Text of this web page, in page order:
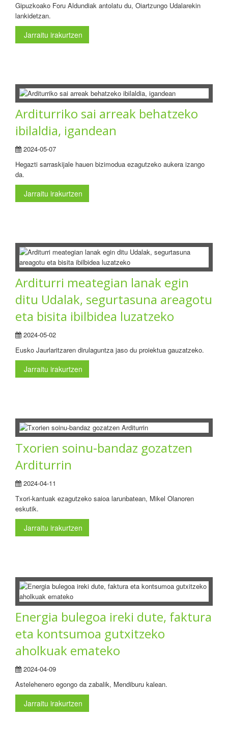
Gipuzkoako Foru Aldundiak antolatu du, Oiartzungo Udalarekin
lankidetzan.
Jarraitu irakurtzen
Arditurriko sai arreak behatzeko
ibilaldia, igandean
2024-05-07
Hegazti sarraskijale hauen bizimodua ezagutzeko aukera izango
da.
Jarraitu irakurtzen
Arditurri meategian lanak egin
ditu Udalak, segurtasuna areagotu
eta bisita ibilbidea luzatzeko
2024-05-02
Eusko Jaurlaritzaren dirulaguntza jaso du proiektua gauzatzeko.
Jarraitu irakurtzen
Txorien soinu-bandaz gozatzen
Arditurrin
2024-04-11
Txori-kantuak ezagutzeko saioa larunbatean, Mikel Olanoren
eskutik.
Jarraitu irakurtzen
Energia bulegoa ireki dute, faktura
eta kontsumoa gutxitzeko
aholkuak emateko
2024-04-09
Astelehenero egongo da zabalik, Mendiburu kalean.
Jarraitu irakurtzen